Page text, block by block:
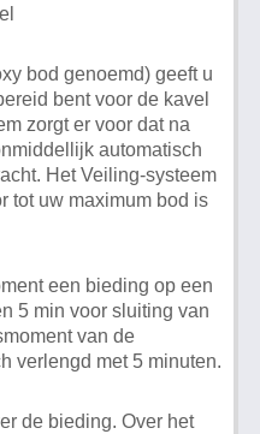
bod genoemd) geeft u
bent voor de kavel
zorgt er voor dat na
automatisch
Het Veiling-systeem
tot uw maximum bod is
een bieding op een
5 min voor sluiting van
van de
verlengd met 5 minuten.
de bieding. Over het